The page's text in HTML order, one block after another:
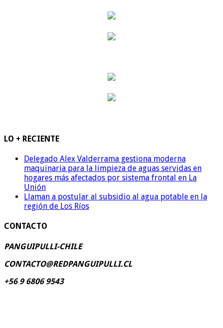
LO + RECIENTE
Delegado Alex Valderrama gestiona moderna
maquinaria para la limpieza de aguas servidas en
hogares más afectados por sistema frontal en La
Unión
Llaman a postular al subsidio al agua potable en la
región de Los Ríos
CONTACTO
PANGUIPULLI-CHILE
CONTACTO@REDPANGUIPULLI.CL
+56 9 6806 9543